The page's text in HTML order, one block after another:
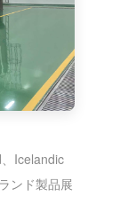
Icelandic
ンド製品展